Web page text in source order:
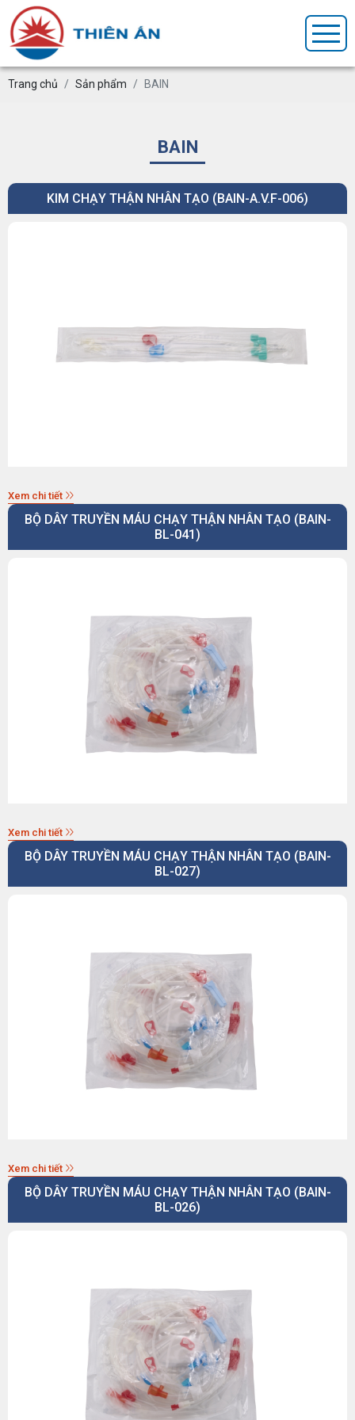
Trang chủ Sản phẩm BAIN
BAIN
KIM CHẠY THẬN NHÂN TẠO (BAIN-A.V.F-006)
Xem chi tiết
BỘ DÂY TRUYỀN MÁU CHẠY THẬN NHÂN TẠO (BAIN-
BL-041)
Xem chi tiết
BỘ DÂY TRUYỀN MÁU CHẠY THẬN NHÂN TẠO (BAIN-
BL-027)
Xem chi tiết
BỘ DÂY TRUYỀN MÁU CHẠY THẬN NHÂN TẠO (BAIN-
BL-026)